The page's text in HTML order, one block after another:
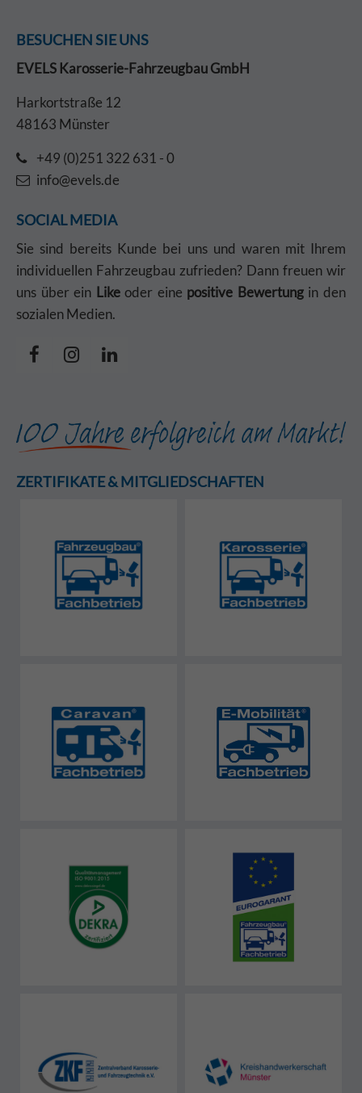
BESUCHEN SIE UNS
EVELS Karosserie-Fahrzeugbau GmbH
Harkortstraße 12
48163 Münster
+49 (0)251 322 631 - 0
info@evels.de
SOCIAL MEDIA
Sie sind bereits Kunde bei uns und waren mit Ihrem
individuellen Fahrzeugbau zufrieden? Dann freuen wir
uns über ein Likeoder eine positive Bewertungin den
sozialen Medien.
ZERTIFIKATE & MITGLIEDSCHAFTEN